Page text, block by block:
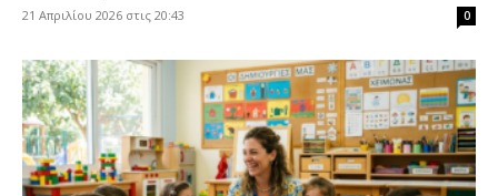
21 Απριλίου 2026 στις 20:43 0